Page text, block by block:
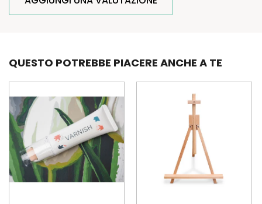
QUESTO POTREBBE PIACERE ANCHE A TE